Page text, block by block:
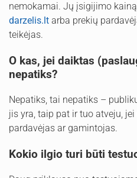
nemokamai. Jų įsigijimo
darzelis.lt arba prekių
teikėjas.
O kas, jei daiktas
nepatiks?
Nepatiks, tai nepatiks –
jis yra, taip pat ir tuo atveju,
pardavėjas ar gamintojas.
Kokio ilgio turi būti